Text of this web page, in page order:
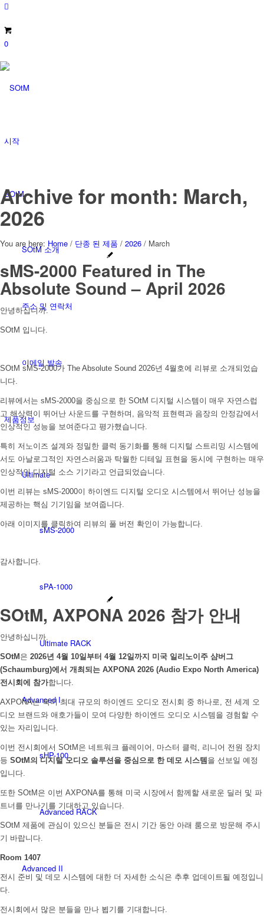
0
시작
SOtM
SOtM 소개
주소 및 연락처
이메일 발송
제품정보
Ultimate
sMS-2000
sPA-1000
Ultimate RACK
Advanced I
sHP-100
Advanced RACK
Advanced II
Archive for month: March,
2026
You are here: Home / 단종 된 제품 / 2026 / March
sMS-2000 Featured in The
Absolute Sound – April 2026
안녕하십니까.
SOtM 입니다.
SOtM sMS-2000가 The Absolute Sound 2026년 4월호에 리뷰로 소개되었습
니다.
리뷰에서는 sMS-2000을 중심으로 한 SOtM 디지털 시스템이 매우 자연스럽
고 해상력이 뛰어난 사운드를 구현하며, 음악적 표현력과 음장의 안정감에서
인상적인 성능을 보여준다고 평가했습니다.
특히 저노이즈 설계와 정밀한 클럭 동기화를 통해 디지털 스트리밍 시스템에
서도 아날로그적인 자연스러움과 탁월한 디테일 표현을 동시에 구현하는 매우
인상적인 디지털 소스 기기라고 언급되었습니다.
이번 리뷰는 sMS-2000이 하이엔드 디지털 오디오 시스템에서 뛰어난 성능을
제공하는 핵심 기기임을 보여줍니다.
아래 이미지를 클릭하여 리뷰의 풀 버전 확인이 가능합니다.
감사합니다.
SOtM, AXPONA 2026 참가 안내
안녕하십니까.
SOtM은 2026년 4월 10일부터 4월 12일까지 미국 일리노이주 샴버그
(Schaumburg)에서 개최되는 AXPONA 2026 (Audio Expo North America)
전시회에 참가합니다.
AXPONA는 북미 최대 규모의 하이엔드 오디오 전시회 중 하나로, 전 세계 오
디오 브랜드와 애호가들이 모여 다양한 하이엔드 오디오 시스템을 경험할 수
있는 자리입니다.
이번 전시회에서 SOtM은 네트워크 플레이어, 마스터 클럭, 리니어 전원 장치
등 SOtM의 디지털 오디오 솔루션을 중심으로 한 데모 시스템 을 선보일 예정
입니다.
또한 SOtM은 이번 AXPONA를 통해 미국 시장에서 함께할 새로운 딜러 및 파
트너를 만나기를 기대하고 있습니다.
SOtM 제품에 관심이 있으신 분들은 전시 기간 동안 아래 룸으로 방문해 주시
기 바랍니다.
Room 1407
전시 준비 및 데모 시스템에 대한 더 자세한 소식은 추후 업데이트될 예정입니
다.
전시회에서 많은 분들을 만나 뵙기를 기대합니다.